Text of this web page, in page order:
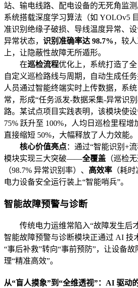
站、输电线路、配电设备的无死角监
系统搭载深度学习算法（如 YOLOv5
准识别绝缘子破损、导线温度异常、
异常状态， 识别准确率达 98.7%，较
上，让隐蔽性故障无所遁形。
在巡检流程优化上，系统打造了
自定义巡检路线与周期，自动生成任
人员通过智能终端实时上传数据，系
常，形成“任务派发-数据采集-异常识
路。某试点项目实践表明，该模块使
75% 跃升至 100%，人均日巡检里程增
直接缩短 50%，大幅释放了人力效能。
核心价值亮点：通过“智能识别+
模块实现三大突破——全覆盖 （巡检
（98.7% 异常识别率）、 高效率 （耗
电力设备安全运行装上“智能哨兵”。
智能故障预警与诊断
传统电力运维常陷入“故障发生后
智能故障预警与诊断模块正通过 AI
“事后补救”转向“事前预防”，让设备
理“精准高效”。
从“盲人摸象”到“全维透视”：AI 驱动